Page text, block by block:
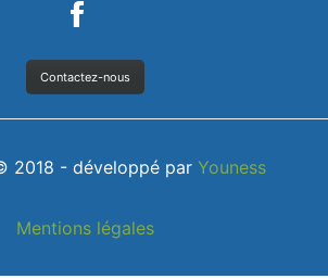
Contactez-nous
2018 - développé par Youness
Mentions légales